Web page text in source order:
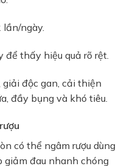
lần/ngày.
thấy hiệu quả rõ rệt.
độc gan, cải thiện
đầy bụng và khó tiêu.
có thể ngâm rượu dùng
giảm đau nhanh chóng